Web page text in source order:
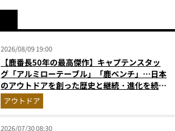
2026/08/09 19:00
【鹿番長50年の最高傑作】キャプテンスタッ
グ「アルミローテーブル」「鹿ベンチ」…日本
のアウトドアを創った歴史と継続・進化を続け
る定番神ギア11選
アウトドア
2026/07/30 08:30